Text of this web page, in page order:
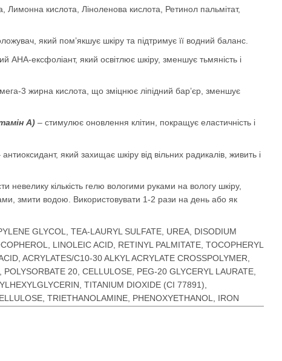
Лимонна кислота, Ліноленова кислота, Ретинол пальмітат,
який пом’якшує шкіру та підтримує її водний баланс.
AHA-ексфоліант, який освітлює шкіру, зменшує тьмяність і
3 жирна кислота, що зміцнює ліпідний бар’єр, зменшує
A) – стимулює оновлення клітин, покращує еластичність і
антиоксидант, який захищає шкіру від вільних радикалів, живить і
невелику кількість гелю вологими руками на вологу шкіру,
змити водою. Використовувати 1-2 рази на день або як
GLYCOL, TEA-LAURYL SULFATE, UREA, DISODIUM
LINOLEIC ACID, RETINYL PALMITATE, TOCOPHERYL
ACRYLATES/C10-30 ALKYL ACRYLATE CROSSPOLYMER,
20, CELLULOSE, PEG-20 GLYCERYL LAURATE,
TITANIUM DIOXIDE (CI 77891),
TRIETHANOLAMINE, PHENOXYETHANOL, IRON